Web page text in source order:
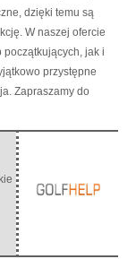
dzięki temu są
W naszej ofercie
jak i
przystępne
Zapraszamy do